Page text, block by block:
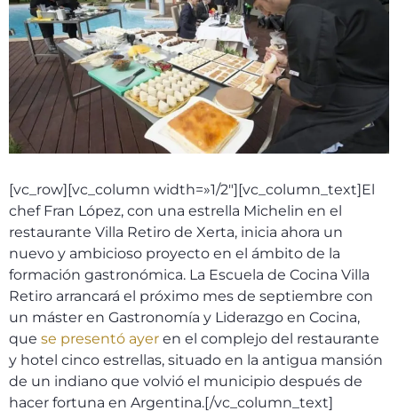
[vc_row][vc_column width=»1/2″][vc_column_text]El
chef Fran López, con una estrella Michelin en el
restaurante Villa Retiro de Xerta, inicia ahora un
nuevo y ambicioso proyecto en el ámbito de la
formación gastronómica. La Escuela de Cocina Villa
Retiro arrancará el próximo mes de septiembre con
un máster en Gastronomía y Liderazgo en Cocina,
que se presentó ayer en el complejo del restaurante
y hotel cinco estrellas, situado en la antigua mansión
de un indiano que volvió el municipio después de
hacer fortuna en Argentina.[/vc_column_text]